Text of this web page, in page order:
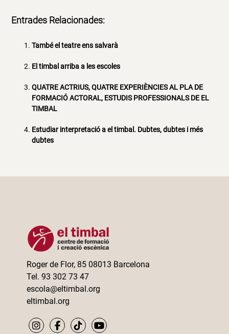
Entrades Relacionades:
També el teatre ens salvarà
El timbal arriba a les escoles
QUATRE ACTRIUS, QUATRE EXPERIÈNCIES AL PLA DE
FORMACIÓ ACTORAL, ESTUDIS PROFESSIONALS DE EL
TIMBAL
Estudiar interpretació a el timbal. Dubtes, dubtes i més
dubtes
Roger de Flor, 85 08013 Barcelona
Tel. 93 302 73 47
escola@eltimbal.org
eltimbal.org